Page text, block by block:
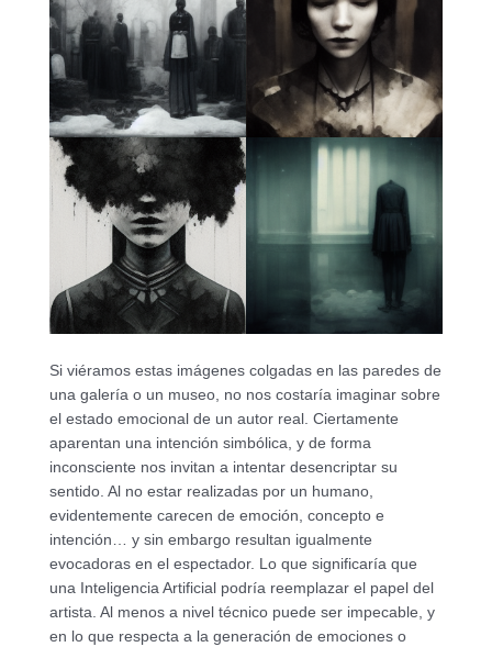
Si viéramos estas imágenes colgadas en las paredes de
una galería o un museo, no nos costaría imaginar sobre
el estado emocional de un autor real. Ciertamente
aparentan una intención simbólica, y de forma
inconsciente nos invitan a intentar desencriptar su
sentido. Al no estar realizadas por un humano,
evidentemente carecen de emoción, concepto e
intención… y sin embargo resultan igualmente
evocadoras en el espectador. Lo que significaría que
una Inteligencia Artificial podría reemplazar el papel del
artista. Al menos a nivel técnico puede ser impecable, y
en lo que respecta a la generación de emociones o